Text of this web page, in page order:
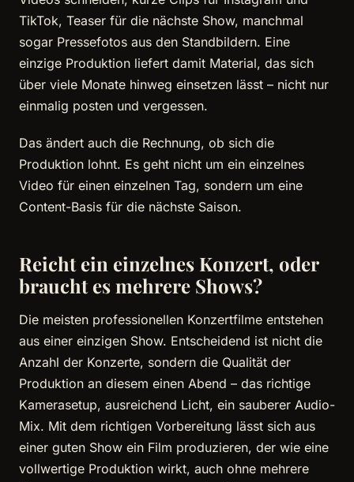
TikTok, Teaser für die nächste Show, manchmal
sogar Pressefotos aus den Standbildern. Eine
einzige Produktion liefert damit Material, das sich
über viele Monate hinweg einsetzen lässt – nicht nur
einmalig posten und vergessen.
Das ändert auch die Rechnung, ob sich die
Produktion lohnt. Es geht nicht um ein einzelnes
Video für einen einzelnen Tag, sondern um eine
Content-Basis für die nächste Saison.
Reicht ein einzelnes Konzert, oder
braucht es mehrere Shows?
Die meisten professionellen Konzertfilme entstehen
aus einer einzigen Show. Entscheidend ist nicht die
Anzahl der Konzerte, sondern die Qualität der
Produktion an diesem einen Abend – das richtige
Kamerasetup, ausreichend Licht, ein sauberer Audio-
Mix. Mit dem richtigen Vorbereitung lässt sich aus
einer guten Show ein Film produzieren, der wie eine
vollwertige Produktion wirkt, auch ohne mehrere